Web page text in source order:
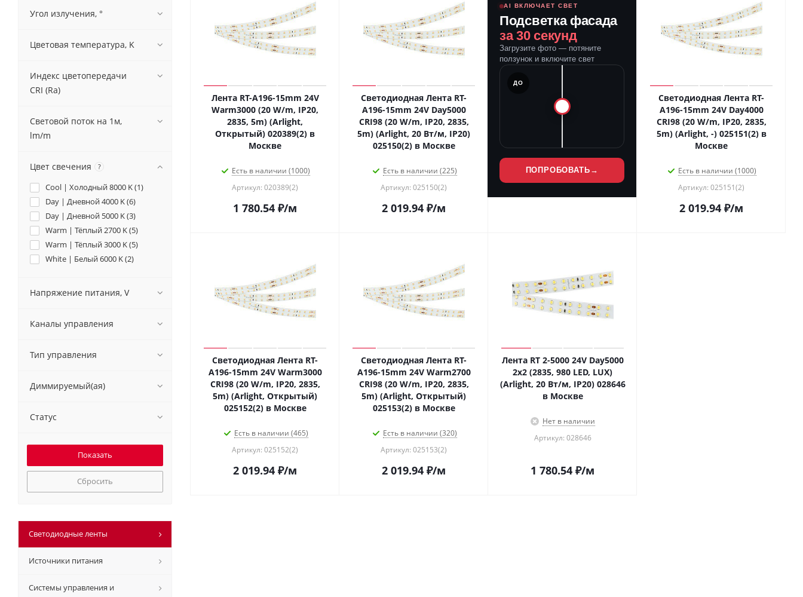
Лента RT-A196-15mm 24V
Warm3000 (20 W/m, IP20,
2835, 5m) (Arlight,
Открытый) 020389(2) в
Москве
Есть в наличии (1000)
Артикул: 020389(2)
1 780.54 ₽/м
Светодиодная Лента RT-
A196-15mm 24V Day5000
CRI98 (20 W/m, IP20, 2835,
5m) (Arlight, 20 Вт/м, IP20)
025150(2) в Москве
Есть в наличии (225)
Артикул: 025150(2)
2 019.94 ₽/м
AI ВКЛЮЧАЕТ СВЕТ
Подсветка фасада
за 30 секунд
Загрузите фото — потяните
ползунок и включите свет
ДО
ПОПРОБОВАТЬ →
Светодиодная Лента RT-
A196-15mm 24V Day4000
CRI98 (20 W/m, IP20, 2835,
5m) (Arlight, -) 025151(2) в
Москве
Есть в наличии (1000)
Артикул: 025151(2)
2 019.94 ₽/м
Светодиодная Лента RT-
A196-15mm 24V Warm3000
CRI98 (20 W/m, IP20, 2835,
5m) (Arlight, Открытый)
025152(2) в Москве
Есть в наличии (465)
Артикул: 025152(2)
2 019.94 ₽/м
Светодиодная Лента RT-
A196-15mm 24V Warm2700
CRI98 (20 W/m, IP20, 2835,
5m) (Arlight, Открытый)
025153(2) в Москве
Есть в наличии (320)
Артикул: 025153(2)
2 019.94 ₽/м
Лента RT 2-5000 24V Day5000
2x2 (2835, 980 LED, LUX)
(Arlight, 20 Вт/м, IP20) 028646
в Москве
Нет в наличии
Артикул: 028646
1 780.54 ₽/м
Угол излучения, °
Цветовая температура, K
Индекс цветопередачи
CRI (Ra)
Световой поток на 1м,
lm/m
Цвет свечения ?
Cool | Холодный 8000 K (1)
Day | Дневной 4000 K (6)
Day | Дневной 5000 K (3)
Warm | Тёплый 2700 K (5)
Warm | Тёплый 3000 K (5)
White | Белый 6000 K (2)
Напряжение питания, V
Каналы управления
Тип управления
Диммируемый(ая)
Статус
Сбросить
Светодиодные ленты
Источники питания
Системы управления и